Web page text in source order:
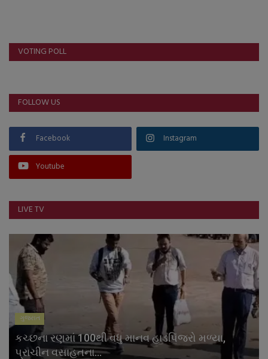
આંતરરાષ્ટ્રીય
રાષ્ટ્રીય
ગુજરાત
Support US
બજારના સમાચાર
નાણાંકીય સમાચાર
સ્થાનિક સમાચાર
સ્પોર્ટ્સ
VOTING POLL
FOLLOW US
Facebook Instagram
Youtube
LIVE TV
ગુજરાત
કચ્છના રણમાં 100થી વધુ માનવ હાડપિંજરો મળ્યા,
પ્રાચીન વસાહતના...